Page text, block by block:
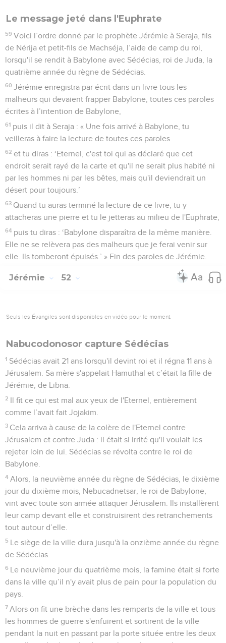
Le message jeté dans l'Euphrate
59 Voici l’ordre donné par le prophète Jérémie à Seraja, fils
de Nérija et petit-fils de Machséja, l’aide de camp du roi,
lorsqu'il se rendit à Babylone avec Sédécias, roi de Juda, la
quatrième année du règne de Sédécias.
60 Jérémie enregistra par écrit dans un livre tous les
malheurs qui devaient frapper Babylone, toutes ces paroles
écrites à l’intention de Babylone,
61 puis il dit à Seraja : « Une fois arrivé à Babylone, tu
veilleras à faire la lecture de toutes ces paroles
62 et tu diras : ‘Eternel, c'est toi qui as déclaré que cet
endroit serait rayé de la carte et qu'il ne serait plus habité ni
par les hommes ni par les bêtes, mais qu'il deviendrait un
désert pour toujours.’
63 Quand tu auras terminé la lecture de ce livre, tu y
attacheras une pierre et tu le jetteras au milieu de l'Euphrate,
64 puis tu diras : ‘Babylone disparaîtra de la même manière.
Elle ne se relèvera pas des malheurs que je ferai venir sur
elle. Ils tomberont épuisés.’ » Fin des paroles de Jérémie.
Jérémie 52
Seuls les Évangiles sont disponibles en vidéo pour le moment.
Nabucodonosor capture Sédécias
1 Sédécias avait 21 ans lorsqu'il devint roi et il régna 11 ans à
Jérusalem. Sa mère s'appelait Hamuthal et c’était la fille de
Jérémie, de Libna.
2 Il fit ce qui est mal aux yeux de l'Eternel, entièrement
comme l’avait fait Jojakim.
3 Cela arriva à cause de la colère de l'Eternel contre
Jérusalem et contre Juda : il était si irrité qu'il voulait les
rejeter loin de lui. Sédécias se révolta contre le roi de
Babylone.
4 Alors, la neuvième année du règne de Sédécias, le dixième
jour du dixième mois, Nebucadnetsar, le roi de Babylone,
vint avec toute son armée attaquer Jérusalem. Ils installèrent
leur camp devant elle et construisirent des retranchements
tout autour d’elle.
5 Le siège de la ville dura jusqu'à la onzième année du règne
de Sédécias.
6 Le neuvième jour du quatrième mois, la famine était si forte
dans la ville qu’il n'y avait plus de pain pour la population du
pays.
7 Alors on fit une brèche dans les remparts de la ville et tous
les hommes de guerre s'enfuirent et sortirent de la ville
pendant la nuit en passant par la porte située entre les deux